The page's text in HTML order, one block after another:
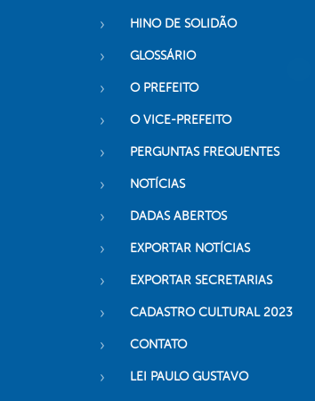
HINO DE SOLIDÃO
GLOSSÁRIO
O PREFEITO
O VICE-PREFEITO
PERGUNTAS FREQUENTES
NOTÍCIAS
DADAS ABERTOS
EXPORTAR NOTÍCIAS
EXPORTAR SECRETARIAS
CADASTRO CULTURAL 2023
CONTATO
LEI PAULO GUSTAVO